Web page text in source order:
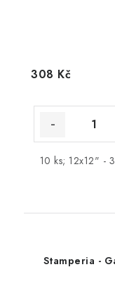
308 Kč
10 ks; 12x12" -
Stamperia -